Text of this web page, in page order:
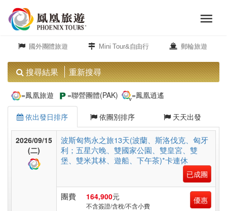
menu
國外團體旅遊 Mini Tour&自由行 郵輪旅遊
旅
道
close
歐
洲
美
搜尋結果 重新搜尋
=鳳凰旅遊 =聯營團體(PAK) =鳳凰逍遙
依出發日排序 依團別排序 天天出發
2026/09/15
(二)
波斯匈雋永之旅13天(波蘭、斯洛伐克、匈牙
利；五星六晚、雙國家公園、雙皇宮、雙
堡、雙米其林、遊船、下午茶)*卡連休
已成團
團費 164,900元
不含簽證/含稅/不含小費
優惠